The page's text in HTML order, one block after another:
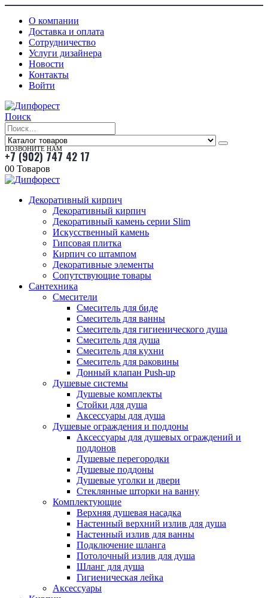
О компании
Доставка и оплата
Сотрудничество
Услуги дизайнера
Новости
Контакты
Войти
Поиск
ПОЗВОНИТЕ НАМ
+7 (902) 747 42 17
00 Товаров
Декоративный кирпич
Декоративный кирпич
Декоративный камень серии Slim
Искусственный камень
Гипсовая плитка
Кирпич со штампом
Декоративные элементы
Сопутствующие товары
Сантехника
Смесители
Смеситель для биде
Смеситель для ванны
Смеситель для гигиенического душа
Смеситель для душа
Смеситель для кухни
Смеситель для раковины
Донный клапан Push-up
Душевые системы
Душевые комплекты
Стойки для душа
Аксессуары для душа
Душевые ограждения и поддоны
Аксессуары для душевых ограждений и
поддонов
Душевые перегородки
Душевые поддоны
Душевые уголки и двери
Стеклянные шторки на ванну
Комплектующие
Верхняя душевая насадка
Настенный верхний излив для душа
Настенный излив для ванны
Подключение шланга
Потолочный излив для душа
Шланг для душа
Гигиеническая лейка
Аксессуары